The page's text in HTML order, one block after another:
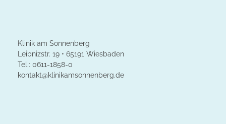
Klinik am Sonnenberg
Leibnizstr. 19 • 65191 Wiesbaden
Tel.: 0611-1858-0
kontakt@klinikamsonnenberg.de